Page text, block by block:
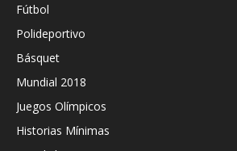
Fútbol
Polideportivo
Básquet
Mundial 2018
Juegos Olímpicos
Historias Mínimas